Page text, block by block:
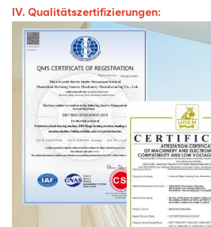
IV. Qualitätszertifizierungen: